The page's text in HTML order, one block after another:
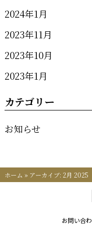
2024年1月
2023年11月
2023年10月
2023年1月
カテゴリー
お知らせ
ホーム » アーカイブ: 2月 2025
お問い合